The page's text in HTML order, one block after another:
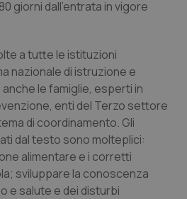
giorni dall’entrata in vigore
a tutte le istituzioni
nazionale di istruzione e
le famiglie, esperti in
enti del Terzo settore
di coordinamento. Gli
dal testo sono molteplici:
alimentare e i corretti
sviluppare la conoscenza
e salute e dei disturbi